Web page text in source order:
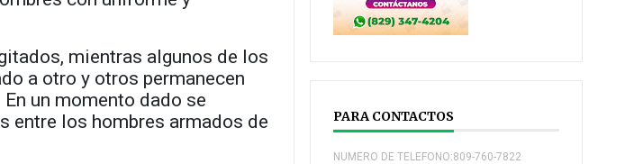
mientras algunos de los
a otro y otros permanecen
un momento dado se
entre los hombres armados de
PARA CONTACTOS
NUMERO DE TELEFONO:809-760-7822